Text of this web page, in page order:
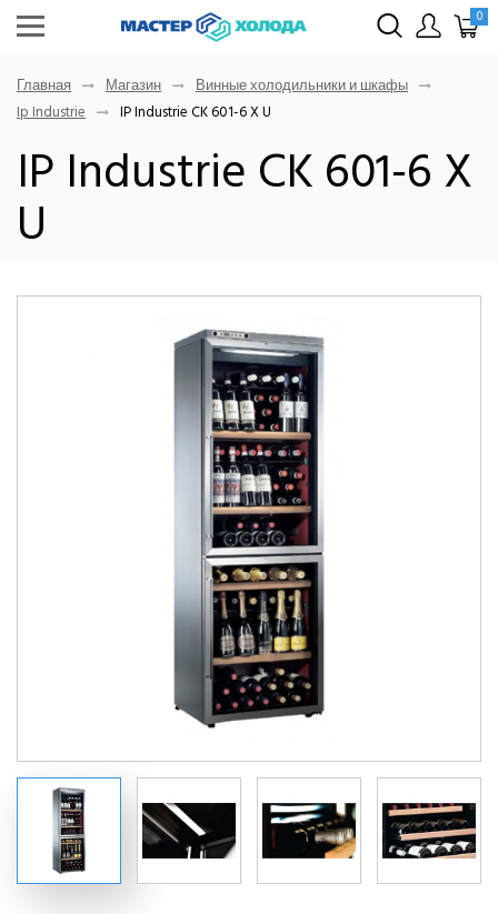
0
Главная Магазин
Винные холодильники и шкафы
Ip Industrie
IP Industrie CK 601-6 X U
IP Industrie CK 601-6 X
U